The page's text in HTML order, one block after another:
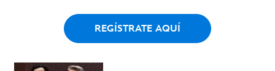
REGÍSTRATE AQUÍ